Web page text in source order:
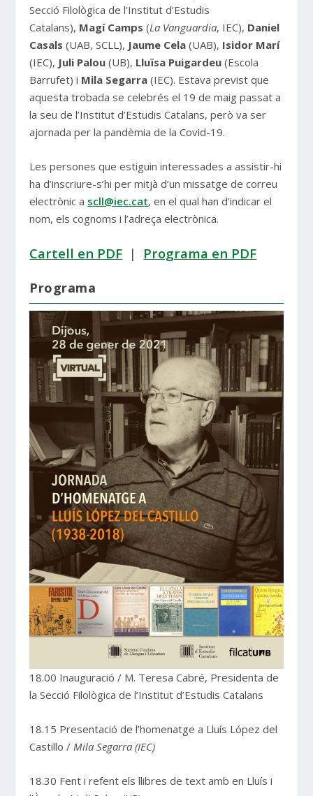
Secció Filològica de l’Institut d’Estudis
Catalans), Magí Camps (La Vanguardia, IEC), Daniel
Casals (UAB, SCLL), Jaume Cela (UAB), Isidor Marí
(IEC), Juli Palou (UB), Lluïsa Puigardeu (Escola
Barrufet) i Mila Segarra (IEC). Estava previst que
aquesta trobada se celebrés el 19 de maig passat a
la seu de l’Institut d’Estudis Catalans, però va ser
ajornada per la pandèmia de la Covid-19.
Les persones que estiguin interessades a assistir-hi
ha d’inscriure-s’hi per mitjà d’un missatge de correu
electrònic a scll@iec.cat, en el qual han d’indicar el
nom, els cognoms i l’adreça electrònica.
Cartell en PDF | Programa en PDF
Programa
18.00 Inauguració / M. Teresa Cabré, Presidenta de
la Secció Filològica de l’Institut d’Estudis Catalans
18.15 Presentació de l’homenatge a Lluís López del
Castillo /Mila Segarra (IEC)
18.30 Fent i refent els llibres de text amb en Lluís i